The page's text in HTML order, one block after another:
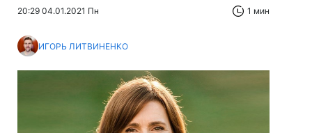
20:29 04.01.2021 Пн 1 мин
ИГОРЬ ЛИТВИНЕНКО